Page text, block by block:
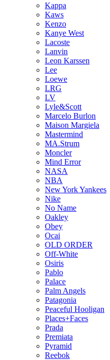
Kappa
Kaws
Kenzo
Kanye West
Lacoste
Lanvin
Leon Karssen
Lee
Loewe
LRG
LV
Lyle&Scott
Marcelo Burlon
Maison Margiela
Mastermind
MA.Strum
Moncler
Mind Error
NASA
NBA
New York Yankees
Nike
No Name
Oakley
Obey
Ocai
OLD ORDER
Off-White
Osiris
Pablo
Palace
Palm Angels
Patagonia
Peaceful Hooligan
Places+Faces
Prada
Premiata
Pyramid
Reebok